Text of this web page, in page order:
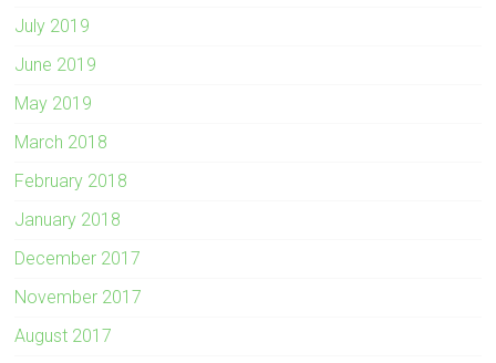
July 2019
June 2019
May 2019
March 2018
February 2018
January 2018
December 2017
November 2017
August 2017